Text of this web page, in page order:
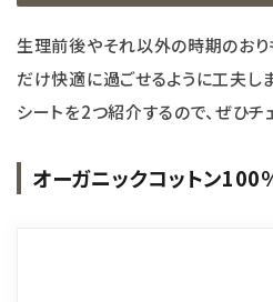
生理前後やそれ以外の時期のおり
だけ快適に過ごせるように工夫し
シートを2つ紹介するので、ぜひチ
オーガニックコットン100